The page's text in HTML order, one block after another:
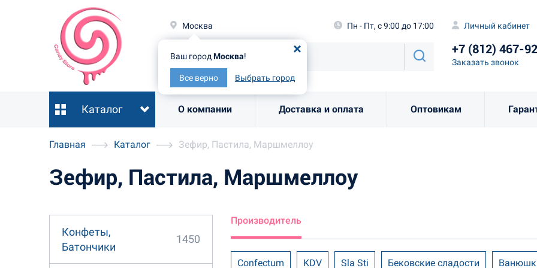
Москва
Ваш город Москва!
Все верно Выбрать город
Пн - Пт, с 9:00 до 17:00 Личный кабинет
+7 (812) 467-
Заказать звонок
Каталог О компании Доставка и оплата Оптовикам
Ваш городМосква
Все верно
Заказать
Главная Каталог Зефир, Пастила, Маршмеллоу
Зефир, Пастила, Маршмеллоу
Конфеты,
Батончики
1450
Производитель
Confectum KDV Sla Sti Бековские сладости